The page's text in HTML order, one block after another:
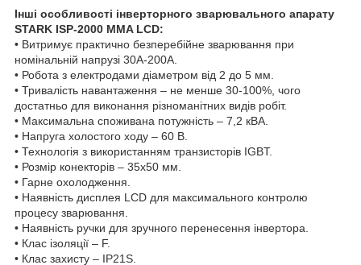
Інші особливості інверторного зварювального апарату
STARK ISP-2000 MMA LCD:
• Витримує практично безперебійне зварювання при
номінальній напрузі 30А-200А.
• Робота з електродами діаметром від 2 до 5 мм.
• Тривалість навантаження – не менше 30-100%, чого
достатньо для виконання різноманітних видів робіт.
• Максимальна споживана потужність – 7,2 кВА.
• Напруга холостого ходу – 60 В.
• Технологія з використанням транзисторів IGBT.
• Розмір конекторів – 35х50 мм.
• Гарне охолодження.
• Наявність дисплея LCD для максимального контролю
процесу зварювання.
• Наявність ручки для зручного перенесення інвертора.
• Клас ізоляції – F.
• Клас захисту – IP21S.